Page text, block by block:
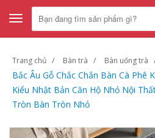
Toggle
navigation
Trang chủ Bàn trà Bàn uống trà
Bắc Âu Gỗ Chắc Chắn Bàn Cà Phê
Kiểu Nhật Bản Căn Hộ Nhỏ Nội
Tròn Bàn Tròn Nhỏ